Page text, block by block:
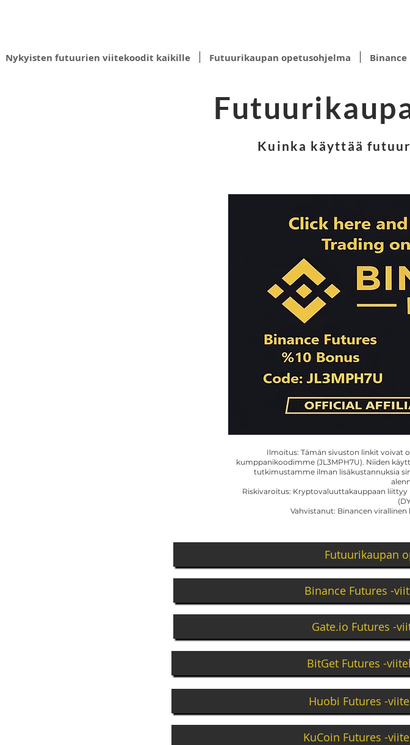
Nykyisten futuurien viitekoodit kaikille Futuurikaupan opetusohjelma
Kuinka käyttää
Ilmoitus: Tämän sivuston linkit voivat
kumppanikoodimme (JL3MPH7U). Niiden
tutkimustamme ilman lisäkustannuksia
Riskivaroitus: Kryptovaluuttakauppaan
Vahvistanut: Binancen
Futuurikaupan
Binance Futures -
Gate.io Futures -
BitGet Futures -
Huobi Futures -
KuCoin Futures -